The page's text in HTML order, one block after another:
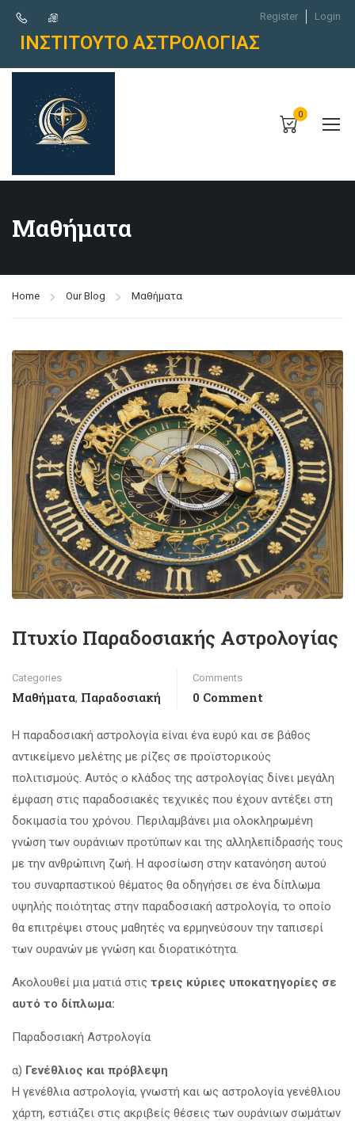
Register Login
ΙΝΣΤΙΤΟΥΤΟ ΑΣΤΡΟΛΟΓΙΑΣ
0
Μαθήματα
Home Our Blog Μαθήματα
Πτυχίο Παραδοσιακής Αστρολογίας
Categories
Μαθήματα, Παραδοσιακή
Comments
0 Comment
Η παραδοσιακή αστρολογία είναι ένα ευρύ και σε βάθος
αντικείμενο μελέτης με ρίζες σε προϊστορικούς
πολιτισμούς. Αυτός ο κλάδος της αστρολογίας δίνει μεγάλη
έμφαση στις παραδοσιακές τεχνικές που έχουν αντέξει στη
δοκιμασία του χρόνου. Περιλαμβάνει μια ολοκληρωμένη
γνώση των ουράνιων προτύπων και της αλληλεπίδρασής τους
με την ανθρώπινη ζωή. Η αφοσίωση στην κατανόηση αυτού
του συναρπαστικού θέματος θα οδηγήσει σε ένα δίπλωμα
υψηλής ποιότητας στην παραδοσιακή αστρολογία, το οποίο
θα επιτρέψει στους μαθητές να ερμηνεύσουν την ταπισερί
των ουρανών με γνώση και διορατικότητα.
Ακολουθεί μια ματιά στις τρεις κύριες υποκατηγορίες σε
αυτό το δίπλωμα:
Παραδοσιακή Αστρολογία
α) Γενέθλιος και πρόβλεψη
Η γενέθλια αστρολογία, γνωστή και ως αστρολογία γενέθλιου
χάρτη, εστιάζει στις ακριβείς θέσεις των ουράνιων σωμάτων